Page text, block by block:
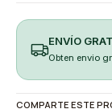
ENVÍO
Obten envio
COMPARTE ESTE